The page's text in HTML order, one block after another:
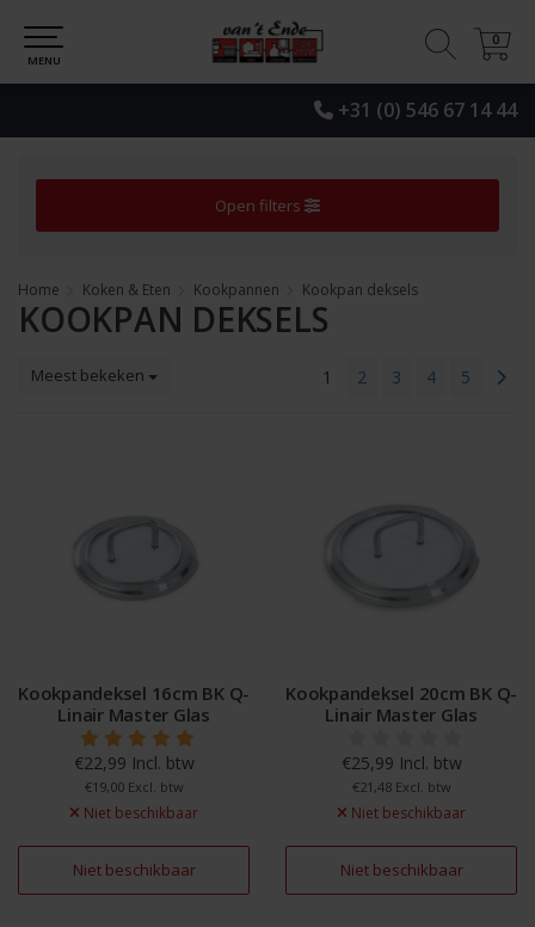
+31 (0) 546 67 14 44
0
0
MENU
Open filters
Home Koken & Eten Kookpannen Kookpan deksels
KOOKPAN DEKSELS
Meest bekeken 1 2 3 4 5
Kookpandeksel 16cm BK Q-
Linair Master Glas
€22,99 Incl. btw
€19,00 Excl. btw
Niet beschikbaar
Niet beschikbaar
Kookpandeksel 20cm BK Q-
Linair Master Glas
€25,99 Incl. btw
€21,48 Excl. btw
Niet beschikbaar
Niet beschikbaar